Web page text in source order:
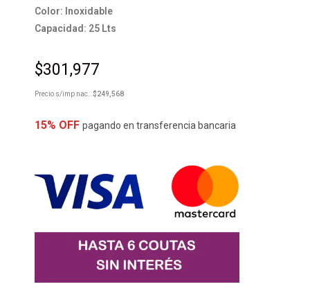
Color: Inoxidable
Capacidad: 25 Lts
$301,977
Precio s/imp nac.:$249,568
15% OFF pagando en transferencia bancaria